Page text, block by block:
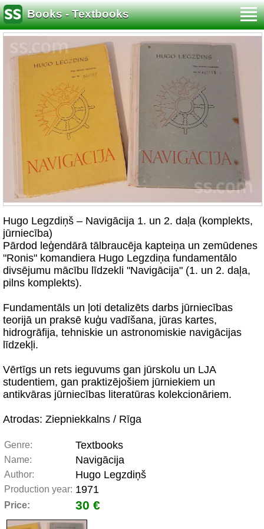
Books - Textbooks
Hugo Legzdiņš – Navigācija 1. un 2. daļa (komplekts,
jūrniecība)
Pārdod leģendārā tālbraucēja kapteiņa un zemūdenes
"Ronis" komandiera Hugo Legzdiņa fundamentālo
divsējumu mācību līdzekli "Navigācija" (1. un 2. daļa,
pilns komplekts).
Fundamentāls un ļoti detalizēts darbs jūrniecības
teorijā un praksē kuģu vadīšana, jūras kartes,
hidrogrāfija, tehniskie un astronomiskie navigācijas
līdzekļi.
Vērtīgs un rets ieguvums gan jūrskolu un LJA
studentiem, gan praktizējošiem jūrniekiem un
antikvāras jūrniecības literatūras kolekcionāriem.
Atrodas: Ziepniekkalns / Rīga
Genre: Textbooks
Name: Navigācija
Author: Hugo Legzdiņš
Production year: 1971
Price: 30 €